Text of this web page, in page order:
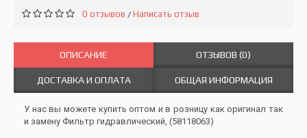
0 отзывов /Написать отзыв
ОПИСАНИЕ ОТЗЫВОВ (0)
ДОСТАВКА И ОПЛАТА ОБЩАЯ ИНФОРМАЦИЯ
У нас вы можете купить оптом и в розницу как оригинал так
и замену Фильтр гидравлический, (58118063)